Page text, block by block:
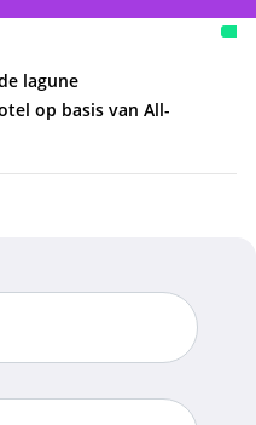
lagune
op basis van All-